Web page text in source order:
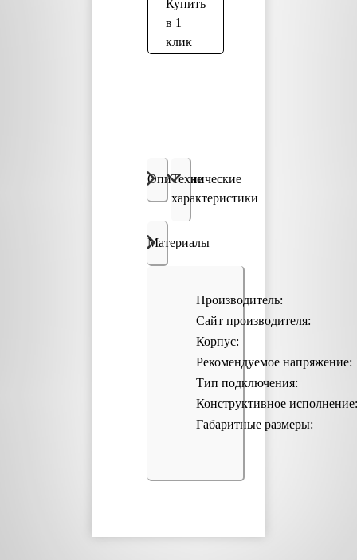
Купить
в 1
клик
Описание
Технические
характеристики
Материалы
Производитель:
Сайт производителя:
Корпус:
Рекомендуемое напряжение:
Тип подключения:
Конструктивное исполнение:
Габаритные размеры: